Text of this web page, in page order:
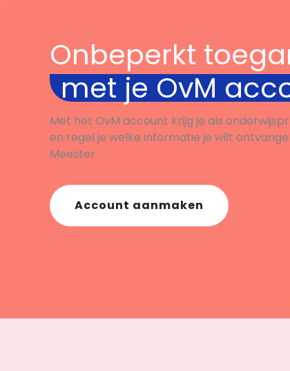
Onbeperkt
met je OvM
Met het OvM account krijg je als
en regel je welke informatie je wilt
Meester.
Account aanmaken